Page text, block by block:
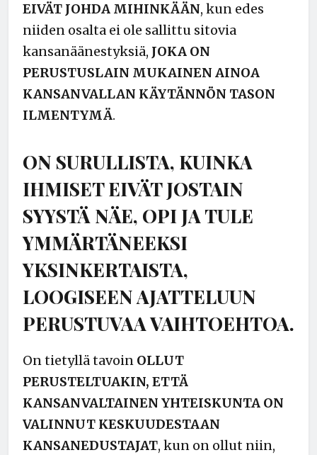
EIVÄT JOHDA MIHINKÄÄN, kun edes
niiden osalta ei ole sallittu sitovia
kansanäänestyksiä, JOKA ON
PERUSTUSLAIN MUKAINEN AINOA
KANSANVALLAN KÄYTÄNNÖN TASON
ILMENTYMÄ.
ON SURULLISTA, KUINKA
IHMISET EIVÄT JOSTAIN
SYYSTÄ NÄE, OPI JA TULE
YMMÄRTÄNEEKSI
YKSINKERTAISTA,
LOOGISEEN AJATTELUUN
PERUSTUVAA VAIHTOEHTOA.
On tietyllä tavoin OLLUT
PERUSTELTUAKIN, ETTÄ
KANSANVALTAINEN YHTEISKUNTA ON
VALINNUT KESKUUDESTAAN
KANSANEDUSTAJAT, kun on ollut niin,